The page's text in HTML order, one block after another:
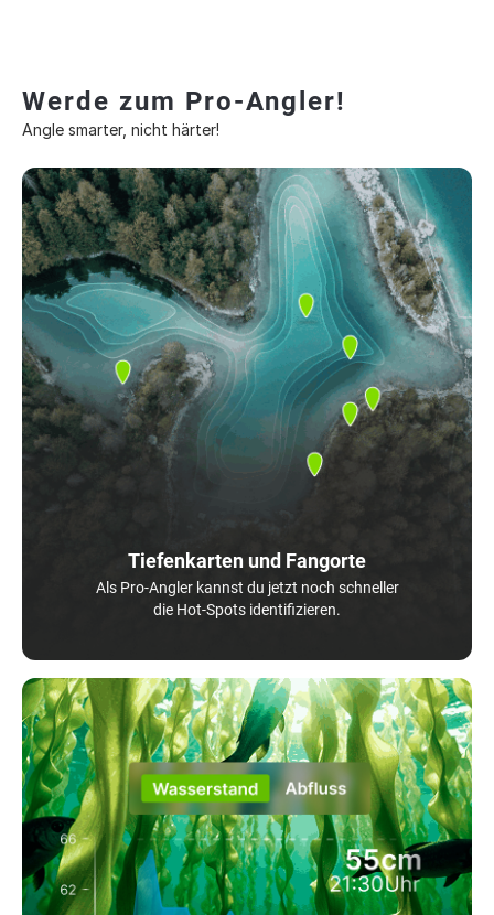
Werde zum Pro-Angler!
Angle smarter, nicht härter!
Tiefenkarten und Fangorte
Als Pro-Angler kannst du jetzt noch schneller
die Hot-Spots identifizieren.